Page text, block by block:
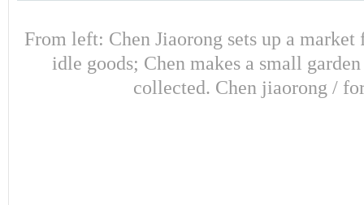
From left: Chen Jiaorong sets up a market
idle goods; Chen makes a small
collected. Chen jiaorong /